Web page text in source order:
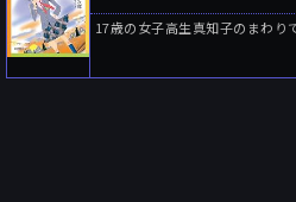
17歳の女子高生真知子のまわり